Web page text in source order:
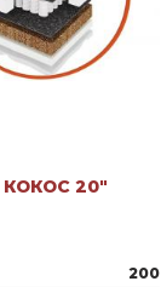
КОКОС 20"
200